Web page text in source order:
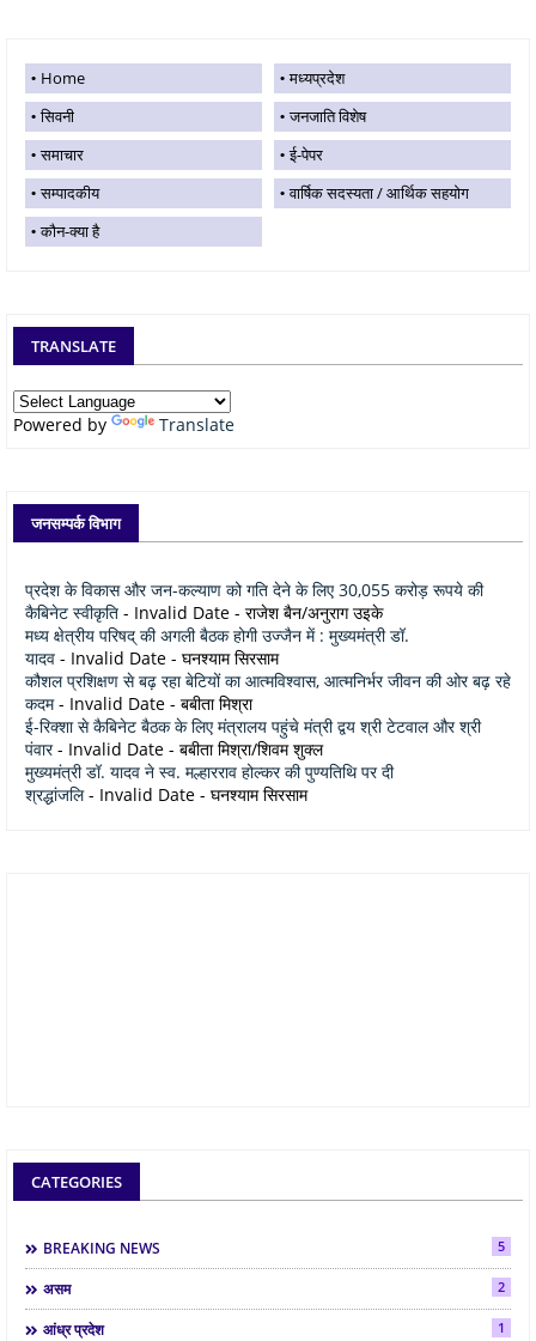
Home
मध्यप्रदेश
सिवनी
जनजाति विशेष
समाचार
ई-पेपर
सम्पादकीय
वार्षिक सदस्यता / आर्थिक सहयोग
कौन-क्या है
TRANSLATE
Powered by Translate
जनसम्पर्क विभाग
प्रदेश के विकास और जन-कल्याण को गति देने के लिए 30,055 करोड़ रूपये की
कैबिनेट स्वीकृति - Invalid Date - राजेश बैन/अनुराग उइके
मध्य क्षेत्रीय परिषद् की अगली बैठक होगी उज्जैन में : मुख्यमंत्री डॉ.
यादव - Invalid Date - घनश्याम सिरसाम
कौशल प्रशिक्षण से बढ़ रहा बेटियों का आत्मविश्वास, आत्मनिर्भर जीवन की ओर बढ़ रहे
कदम- Invalid Date - बबीता मिश्रा
ई-रिक्शा से कैबिनेट बैठक के लिए मंत्रालय पहुंचे मंत्री द्वय श्री टेटवाल और श्री
पंवार- Invalid Date - बबीता मिश्रा/शिवम शुक्ल
मुख्यमंत्री डॉ. यादव ने स्व. मल्हारराव होल्कर की पुण्यतिथि पर दी
श्रद्धांजलि- Invalid Date - घनश्याम सिरसाम
CATEGORIES
BREAKING NEWS 5
असम 2
आंध्र प्रदेश 1